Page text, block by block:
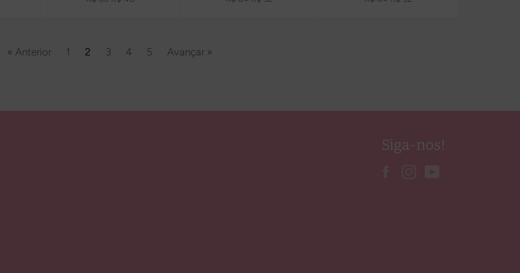
« Anterior 1 2 3 4 5 Avançar »
Siga-nos!